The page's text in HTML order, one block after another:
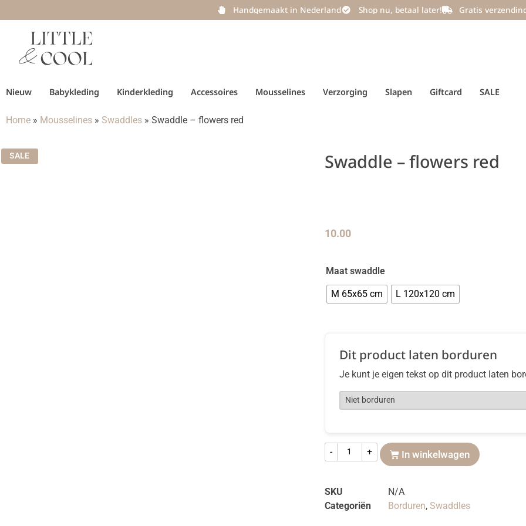
Handgemaakt in Nederland Shop nu, betaal later! Gratis
Nieuw Babykleding Kinderkleding Accessoires Mousselines Verzorging Slapen Giftcard SALE
Home » Mousselines » Swaddles » Swaddle – flowers red
SALE Swaddle – flowers red
10.00
Maat swaddle
M 65x65 cm L 120x120 cm
Dit product laten borduren
Je kunt je eigen tekst op dit product laten
- + In winkelwagen
SKU
N/A
Categoriën
Borduren, Swaddles